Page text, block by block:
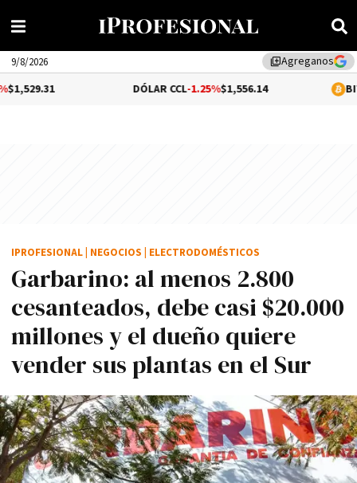
library_addAgreganos
9/8/2026
-1.25%$1,556.14 0.4%
Garbarino: al menos 2.800
cesanteados, debe casi $20.000
millones y el dueño quiere
vender sus plantas en el Sur
IPROFESIONAL NEGOCIOS ELECTRODOMÉSTICOS